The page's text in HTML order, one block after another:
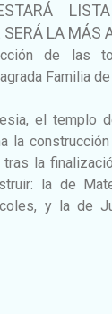
LA MÁS
de las
Familia
el templo
la
tras la
la de
y la de